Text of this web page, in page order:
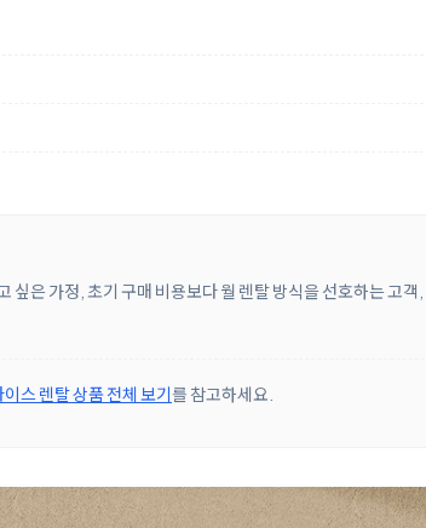
싶은 가정, 초기 구매 비용보다 월 렌탈 방식을 선호하는 고
스 렌탈 상품 전체 보기를 참고하세요.